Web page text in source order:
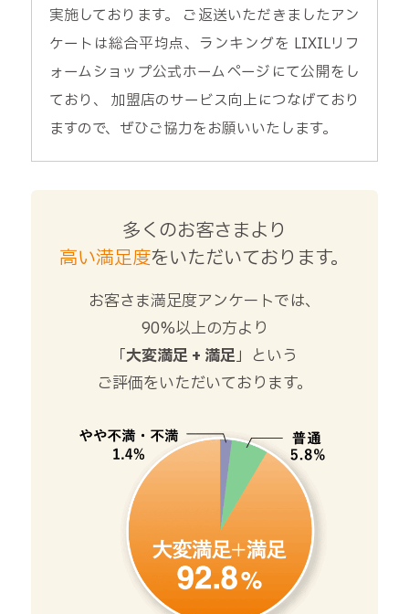
実施しております。 ご返送いただきましたアン
ケートは総合平均点、ランキングを LIXILリフ
ォームショップ公式ホームページにて公開をし
ており、 加盟店のサービス向上につなげており
ますので、ぜひご協力をお願いいたします。
多くのお客さまより
高い満足度をいただいております。
お客さま満足度アンケートでは、
90%以上の方より
「大変満足 + 満足」という
ご評価をいただいております。